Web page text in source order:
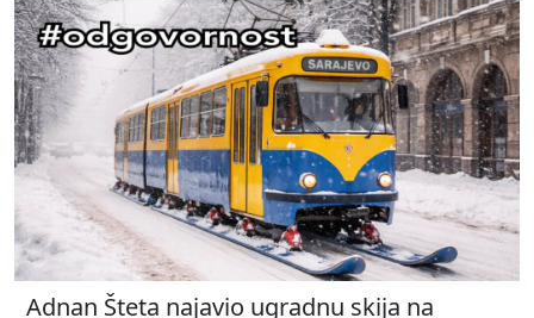
Adnan Šteta najavio ugradnu skija na